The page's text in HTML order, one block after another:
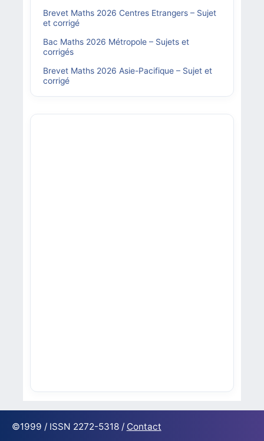
Brevet Maths 2026 Centres Etrangers – Sujet
et corrigé
Bac Maths 2026 Métropole – Sujets et
corrigés
Brevet Maths 2026 Asie-Pacifique – Sujet et
corrigé
©1999 / ISSN 2272-5318 / Contact